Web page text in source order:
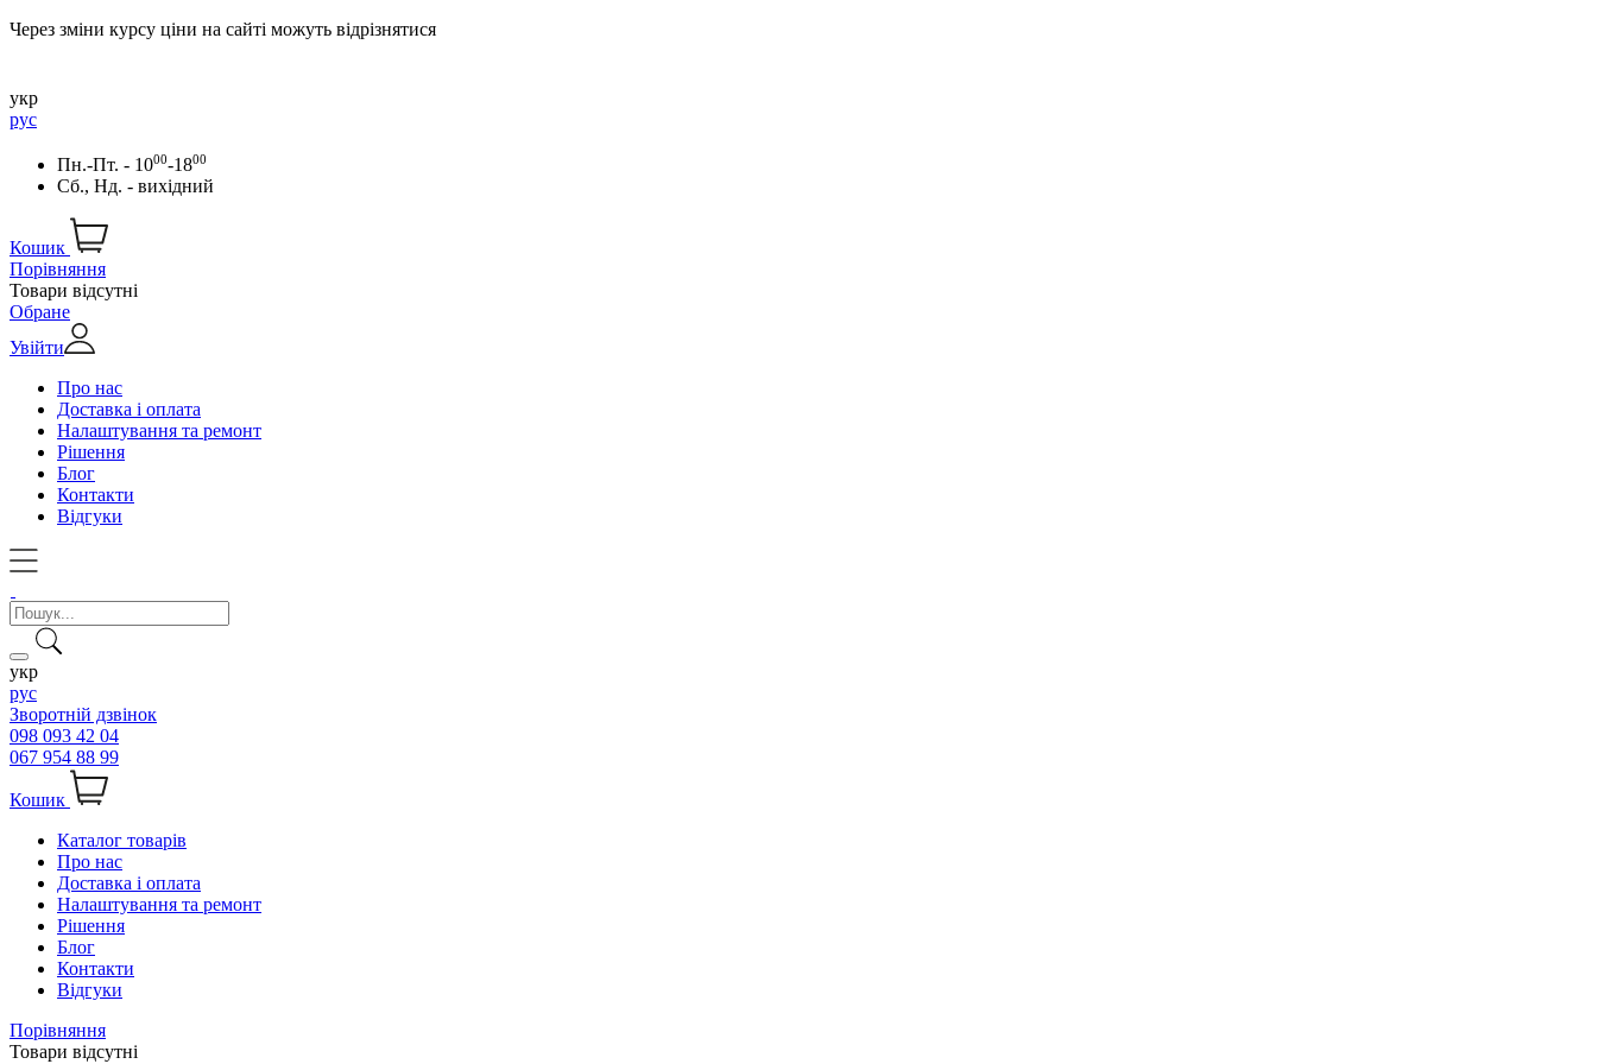
Через зміни курсу ціни на сайті можуть відрізнятися
укр
рус
Пн.-Пт. - 1000-1800
Сб., Нд. - вихідний
Кошик
Порівняння
Товари відсутні
Обране
Увійти
Про нас
Доставка і оплата
Налаштування та ремонт
Рішення
Блог
Контакти
Відгуки
укр
рус
Зворотній дзвінок
098 093 42 04
067 954 88 99
Кошик
Каталог товарів
Про нас
Доставка і оплата
Налаштування та ремонт
Рішення
Блог
Контакти
Відгуки
Порівняння
Товари відсутні